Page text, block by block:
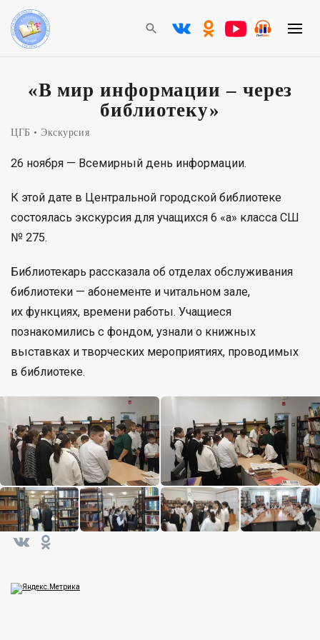
«В мир информации – через
библиотеку»
ЦГБ Экскурсия
26 ноября — Всемирный день информации.
К этой дате в Центральной городской библиотеке
состоялась экскурсия для учащихся 6 «а» класса СШ
№ 275.
Библиотекарь рассказала об отделах обслуживания
библиотеки — абонементе и читальном зале,
их функциях, времени работы. Учащиеся
познакомились с фондом, узнали о книжных
выставках и творческих мероприятиях, проводимых
в библиотеке.